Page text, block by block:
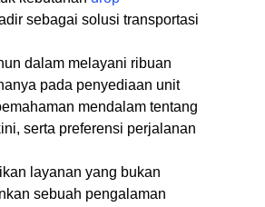
sebagai solusi transportasi
dalam melayani ribuan
pada penyediaan unit
mendalam tentang
serta preferensi perjalanan
layanan yang bukan
sebuah pengalaman